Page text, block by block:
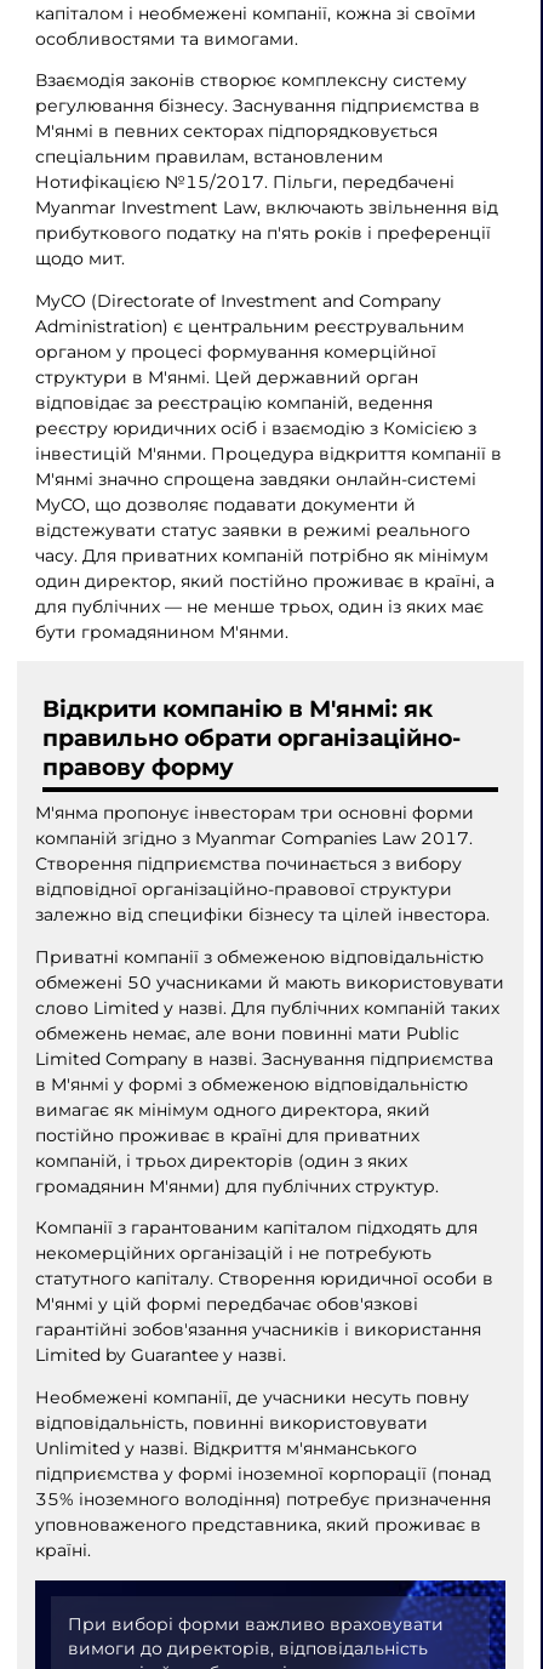
капіталом і необмежені компанії, кожна зі своїми
особливостями та вимогами.
Взаємодія законів створює комплексну систему
регулювання бізнесу. Заснування підприємства в
М'янмі в певних секторах підпорядковується
спеціальним правилам, встановленим
Нотифікацією №15/2017. Пільги, передбачені
Myanmar Investment Law, включають звільнення від
прибуткового податку на п'ять років і преференції
щодо мит.
MyCO (Directorate of Investment and Company
Administration) є центральним реєструвальним
органом у процесі формування комерційної
структури в М'янмі. Цей державний орган
відповідає за реєстрацію компаній, ведення
реєстру юридичних осіб і взаємодію з Комісією з
інвестицій М'янми. Процедура відкриття компанії в
М'янмі значно спрощена завдяки онлайн-системі
MyCO, що дозволяє подавати документи й
відстежувати статус заявки в режимі реального
часу. Для приватних компаній потрібно як мінімум
один директор, який постійно проживає в країні, а
для публічних — не менше трьох, один із яких має
бути громадянином М'янми.
Відкрити компанію в М'янмі: як
правильно обрати організаційно-
правову форму
М'янма пропонує інвесторам три основні форми
компаній згідно з Myanmar Companies Law 2017.
Створення підприємства починається з вибору
відповідної організаційно-правової структури
залежно від специфіки бізнесу та цілей інвестора.
Приватні компанії з обмеженою відповідальністю
обмежені 50 учасниками й мають використовувати
слово Limited у назві. Для публічних компаній таких
обмежень немає, але вони повинні мати Public
Limited Company в назві. Заснування підприємства
в М'янмі у формі з обмеженою відповідальністю
вимагає як мінімум одного директора, який
постійно проживає в країні для приватних
компаній, і трьох директорів (один з яких
громадянин М'янми) для публічних структур.
Компанії з гарантованим капіталом підходять для
некомерційних організацій і не потребують
статутного капіталу. Створення юридичної особи в
М'янмі у цій формі передбачає обов'язкові
гарантійні зобов'язання учасників і використання
Limited by Guarantee у назві.
Необмежені компанії, де учасники несуть повну
відповідальність, повинні використовувати
Unlimited у назві. Відкриття м'янманського
підприємства у формі іноземної корпорації (понад
35% іноземного володіння) потребує призначення
уповноваженого представника, який проживає в
країні.
При виборі форми важливо враховувати
вимоги до директорів, відповідальність